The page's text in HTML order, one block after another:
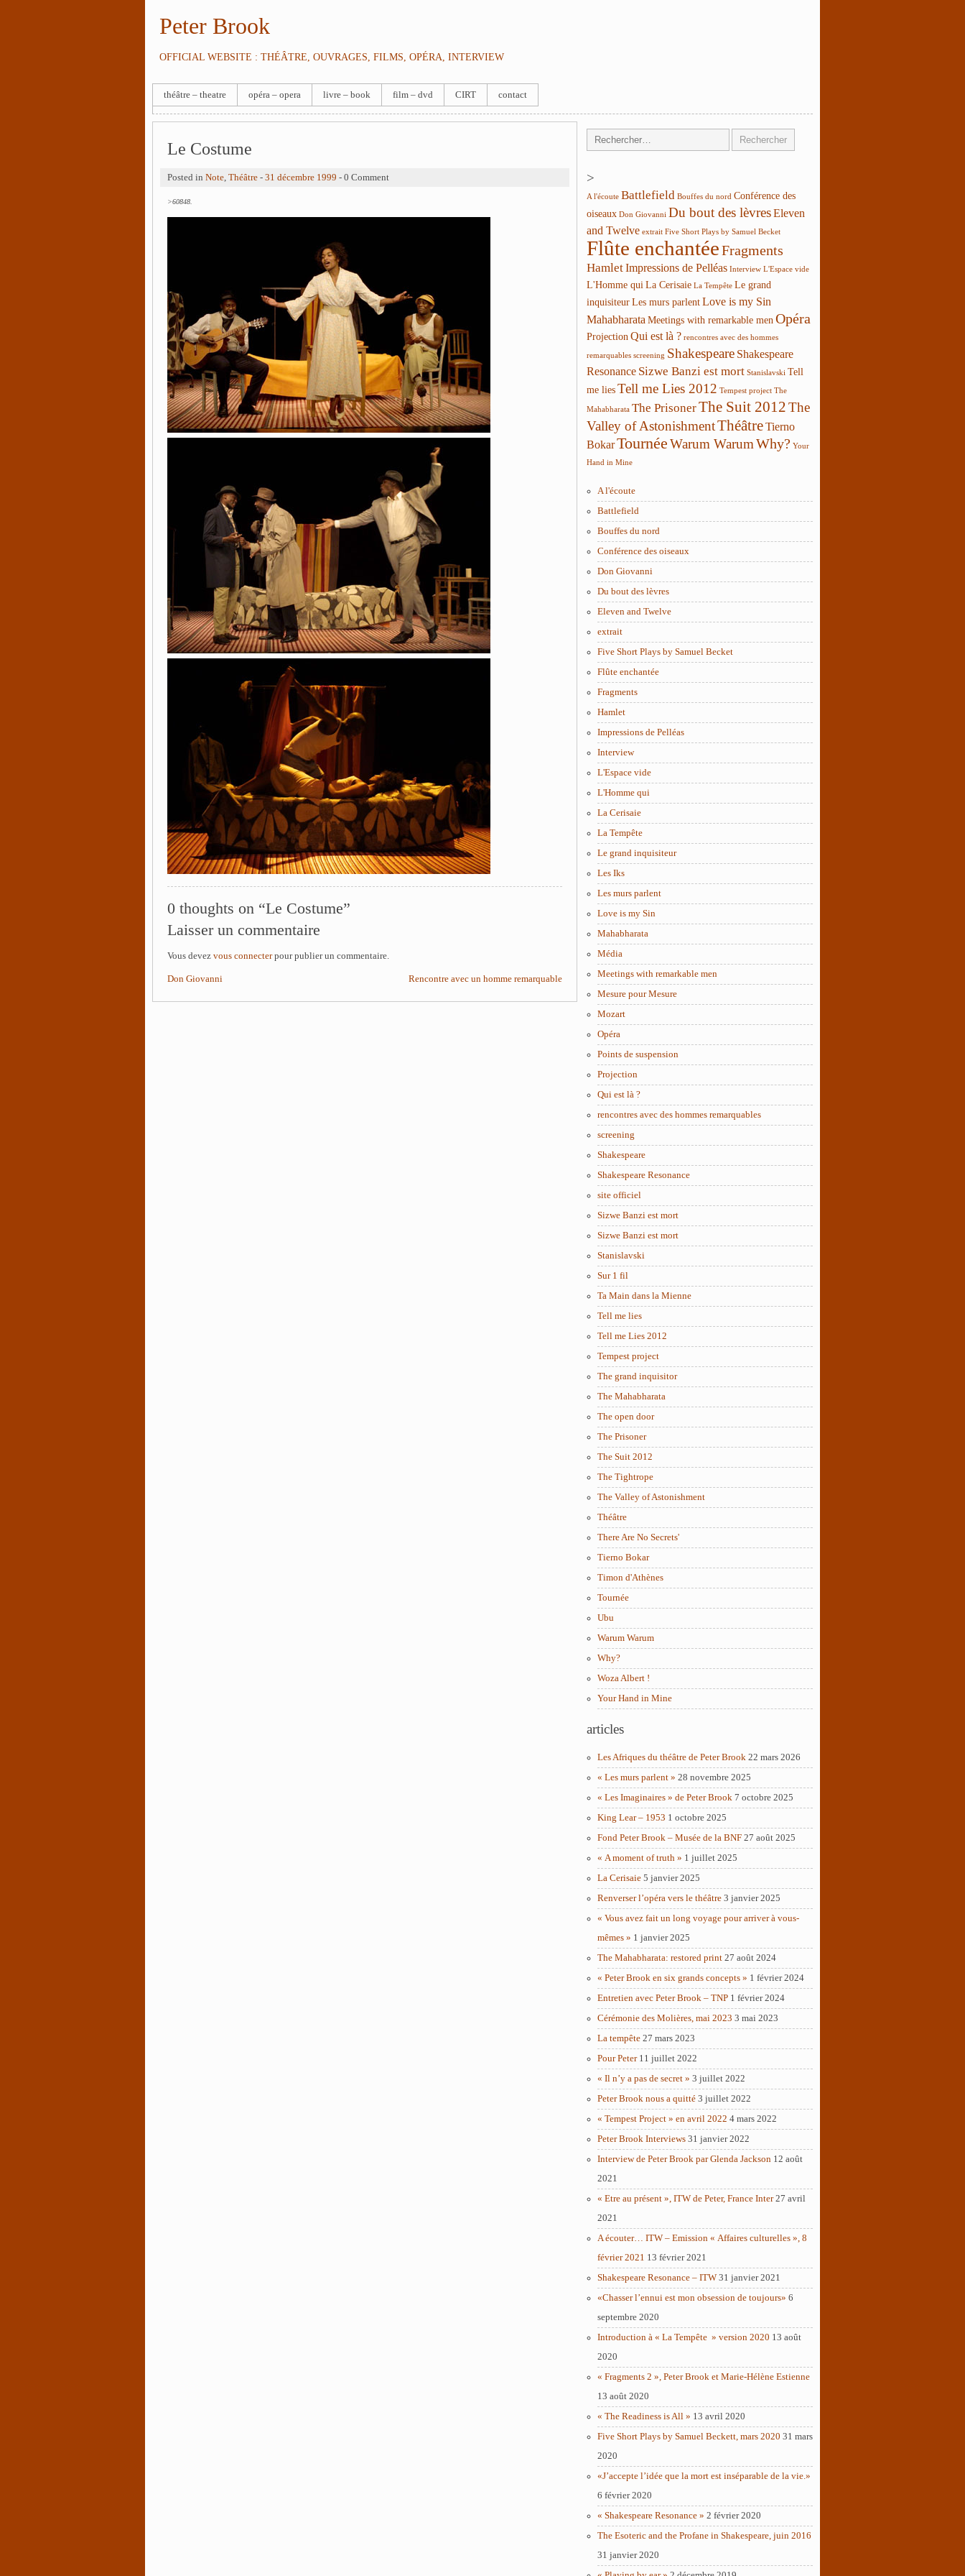
Peter Brook
OFFICIAL WEBSITE : THÉÂTRE, OUVRAGES, FILMS, OPÉRA, INTERVIEW
théâtre – theatre opéra – opera livre – book film – dvd CIRT contact
Le Costume
Posted in Note, Théâtre - 31 décembre 1999 - 0 Comment
>60848.
0 thoughts on “Le Costume”
Laisser un commentaire
Vous devez vous connecterpour publier un commentaire.
Don Giovanni Rencontre avec un homme remarquable
>
A l'écoute Battlefield Bouffes du nord Conférence des
oiseaux Don Giovanni Du bout des lèvresEleven
and Twelve extrait Five Short Plays by Samuel Becket
Flûte enchantéeFragments
HamletImpressions de Pelléas Interview L'Espace vide
L'Homme qui La Cerisaie La Tempête Le grand
inquisiteur Les murs parlent Love is my Sin
Mahabharata Meetings with remarkable men Opéra
Projection Qui est là ? rencontres avec des hommes
remarquables screening Shakespeare Shakespeare
Resonance Sizwe Banzi est mort Stanislavski Tell
me lies Tell me Lies 2012 Tempest project The
Mahabharata The PrisonerThe Suit 2012The
Valley of AstonishmentThéâtreTierno
BokarTournéeWarum WarumWhy? Your
Hand in Mine
A l'écoute
Battlefield
Bouffes du nord
Conférence des oiseaux
Don Giovanni
Du bout des lèvres
Eleven and Twelve
extrait
Five Short Plays by Samuel Becket
Flûte enchantée
Fragments
Hamlet
Impressions de Pelléas
Interview
L'Espace vide
L'Homme qui
La Cerisaie
La Tempête
Le grand inquisiteur
Les Iks
Les murs parlent
Love is my Sin
Mahabharata
Média
Meetings with remarkable men
Mesure pour Mesure
Mozart
Opéra
Points de suspension
Projection
Qui est là ?
rencontres avec des hommes remarquables
screening
Shakespeare
Shakespeare Resonance
site officiel
Sizwe Banzi est mort
Sizwe Banzi est mort
Stanislavski
Sur 1 fil
Ta Main dans la Mienne
Tell me lies
Tell me Lies 2012
Tempest project
The grand inquisitor
The Mahabharata
The open door
The Prisoner
The Suit 2012
The Tightrope
The Valley of Astonishment
Théâtre
There Are No Secrets'
Tierno Bokar
Timon d'Athènes
Tournée
Ubu
Warum Warum
Why?
Woza Albert !
Your Hand in Mine
articles
Les Afriques du théâtre de Peter Brook 22 mars 2026
« Les murs parlent » 28 novembre 2025
« Les Imaginaires » de Peter Brook 7 octobre 2025
King Lear – 1953 1 octobre 2025
Fond Peter Brook – Musée de la BNF 27 août 2025
« A moment of truth » 1 juillet 2025
La Cerisaie 5 janvier 2025
Renverser l’opéra vers le théâtre 3 janvier 2025
« Vous avez fait un long voyage pour arriver à vous-
mêmes » 1 janvier 2025
The Mahabharata: restored print 27 août 2024
« Peter Brook en six grands concepts » 1 février 2024
Entretien avec Peter Brook – TNP 1 février 2024
Cérémonie des Molières, mai 2023 3 mai 2023
La tempête 27 mars 2023
Pour Peter 11 juillet 2022
« Il n’y a pas de secret » 3 juillet 2022
Peter Brook nous a quitté 3 juillet 2022
« Tempest Project » en avril 2022 4 mars 2022
Peter Brook Interviews 31 janvier 2022
Interview de Peter Brook par Glenda Jackson 12 août
2021
« Etre au présent », ITW de Peter, France Inter 27 avril
2021
A écouter… ITW – Emission « Affaires culturelles », 8
février 2021 13 février 2021
Shakespeare Resonance – ITW 31 janvier 2021
«Chasser l’ennui est mon obsession de toujours» 6
septembre 2020
Introduction à « La Tempête » version 2020 13 août
2020
« Fragments 2 », Peter Brook et Marie-Hélène Estienne
13 août 2020
« The Readiness is All » 13 avril 2020
Five Short Plays by Samuel Beckett, mars 2020 31 mars
2020
«J’accepte l’idée que la mort est inséparable de la vie.»
6 février 2020
« Shakespeare Resonance » 2 février 2020
The Esoteric and the Profane in Shakespeare, juin 2016
31 janvier 2020